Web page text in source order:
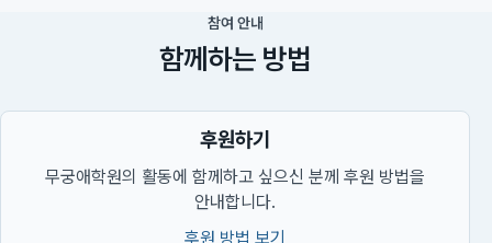
참여 안내
함께하는 방법
후원하기
무궁애학원의 활동에 함께하고 싶으신 분께 후원 방법을
안내합니다.
후원 방법 보기